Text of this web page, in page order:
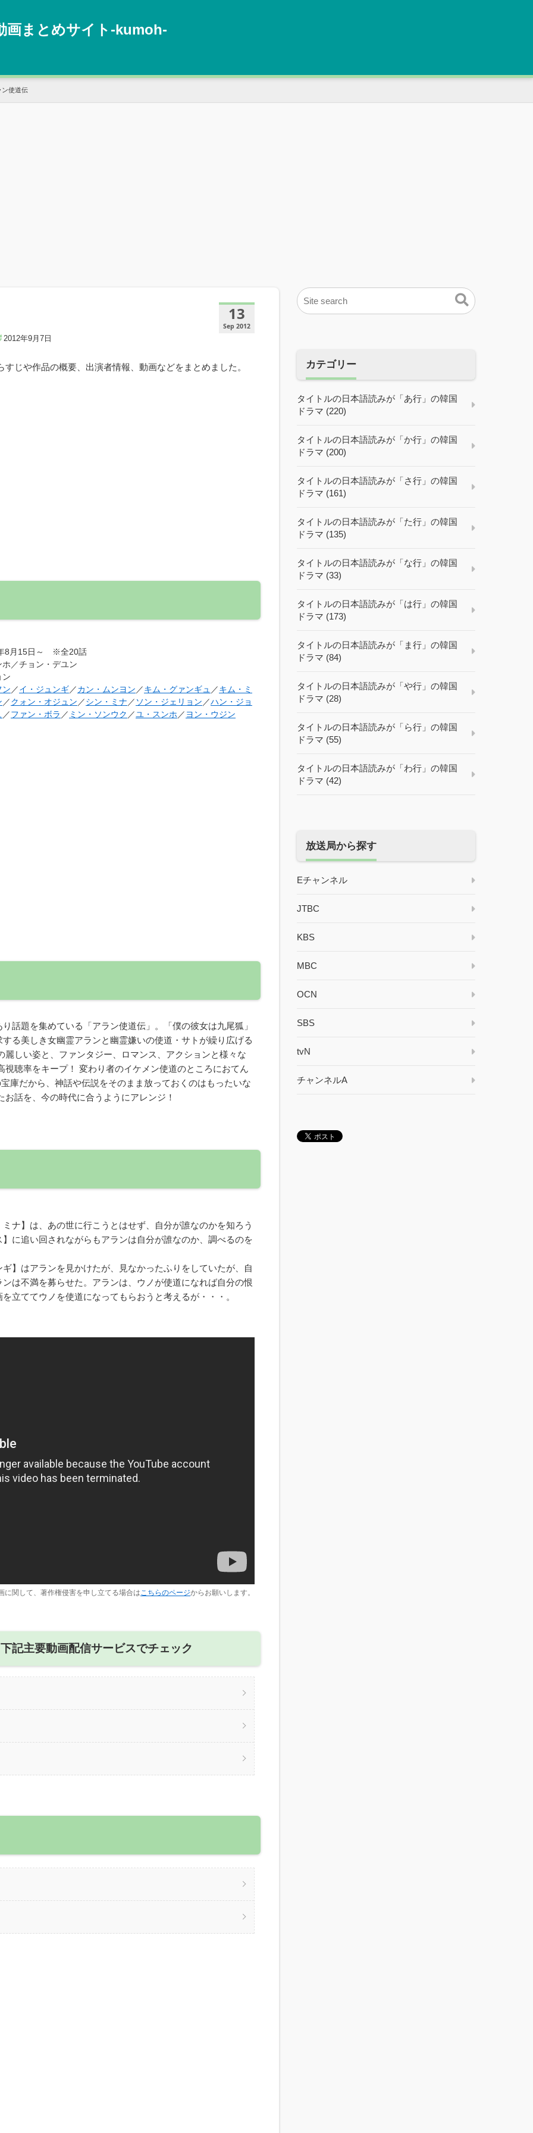
まとめサイト‐kumoh‐
ン使道伝
13
Sep 2012
2012年9月7日
じや作品の概要、出演者情報、動画などをまとめました。
8月15日～ ※全20話
／チョン・デユン
ン
ン ／イ・ジュンギ／カン・ムンヨン ／キム・グァンギュ ／キム・ミ
／クォン・オジュン ／シン・ミナ ／ ソン・ジェリョン ／ハン・ジョ
／ファン・ボラ ／ ミン・ソンウク ／ユ・スンホ ／ ヨン・ウジン
話題を集めている「アラン使道伝」。「僕の彼女は九尾狐」
る美しき女幽霊アランと幽霊嫌いの使道・サトが繰り広げる
しい姿と、ファンタジー、ロマンス、アクションと様々な
聴率をキープ！ 変わり者のイケメン使道のところにおてん
庫だから、神話や伝説をそのまま放っておくのはもったいな
話を、今の時代に合うようにアレンジ！
ナ】は、あの世に行こうとはせず、自分が誰なのかを知ろう
に追い回されながらもアランは自分が誰なのか、調べるのを
】はアランを見かけたが、見なかったふりをしていたが、自
は不満を募らせた。アランは、ウノが使道になれば自分の恨
立ててウノを使道になってもらおうと考えるが・・・。
に関して、著作権侵害を申し立てる場合は こちらのページからお願いします。
記主要動画配信サービスでチェック
カテゴリー
タイトルの日本語読みが「あ行」の韓国
ドラマ (220)
タイトルの日本語読みが「か行」の韓国
ドラマ (200)
タイトルの日本語読みが「さ行」の韓国
ドラマ (161)
タイトルの日本語読みが「た行」の韓国
ドラマ (135)
タイトルの日本語読みが「な行」の韓国
ドラマ (33)
タイトルの日本語読みが「は行」の韓国
ドラマ (173)
タイトルの日本語読みが「ま行」の韓国
ドラマ (84)
タイトルの日本語読みが「や行」の韓国
ドラマ (28)
タイトルの日本語読みが「ら行」の韓国
ドラマ (55)
タイトルの日本語読みが「わ行」の韓国
ドラマ (42)
放送局から探す
Eチャンネル
JTBC
KBS
MBC
OCN
SBS
tvN
チャンネルA